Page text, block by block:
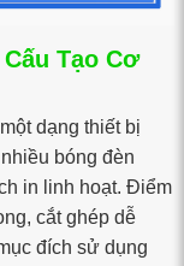
Tạo Cơ
dạng thiết bị
bóng đèn
in linh hoạt. Điểm
cắt ghép dễ
đích sử dụng